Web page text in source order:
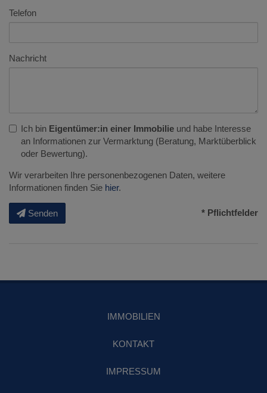
Telefon
Nachricht
Ich bin Eigentümer:in einer Immobilie und habe Interesse
an Informationen zur Vermarktung (Beratung, Marktüberblick
oder Bewertung).
Wir verarbeiten Ihre personenbezogenen Daten, weitere
Informationen finden Sie hier.
Senden * Pflichtfelder
IMMOBILIEN
KONTAKT
IMPRESSUM